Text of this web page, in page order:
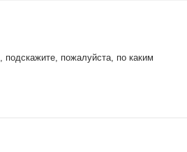
пожалуйста, по каким